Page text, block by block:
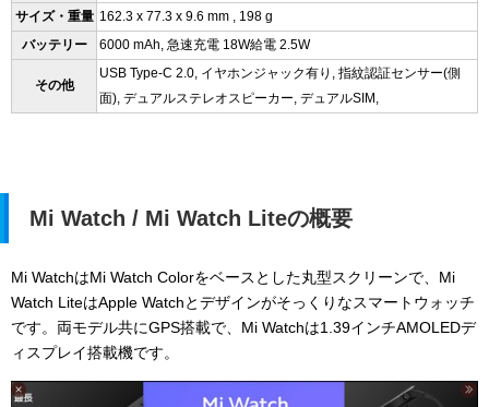
サイズ・重量 162.3 x 77.3 x 9.6 mm , 198 g
バッテリー
6000 mAh, 急速充電 18W給電 2.5W
その他
USB Type-C 2.0, イヤホンジャック有り, 指紋認証センサー(側
面), デュアルステレオスピーカー, デュアルSIM,
Mi Watch / Mi Watch Liteの概要
Mi WatchはMi Watch Colorをベースとした丸型スクリーンで、Mi
Watch LiteはApple Watchとデザインがそっくりなスマートウォッチ
です。両モデル共にGPS搭載で、Mi Watchは1.39インチAMOLEDデ
ィスプレイ搭載機です。